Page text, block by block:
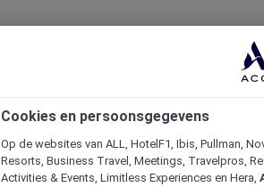
Cookies en persoonsgegevens
Op de websites van ALL, HotelF1, Ibis, Pullman,
Resorts, Business Travel, Meetings, Travelpros,
Activities & Events, Limitless Experiences en Hera,